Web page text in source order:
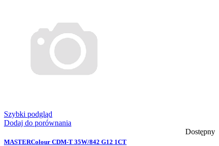
Szybki podgląd
Dodaj do porównania
Dostępny
MASTERColour CDM-T 35W/842 G12 1CT